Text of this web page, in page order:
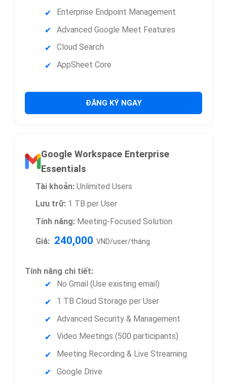
Enterprise Endpoint Management
Advanced Google Meet Features
Cloud Search
AppSheet Core
ĐĂNG KÝ NGAY
Google Workspace Enterprise
Essentials
Tài khoản:Unlimited Users
Lưu trữ:1 TB per User
Tính năng:Meeting-Focused Solution
Giá: 240,000 VND/user/tháng
Tính năng chi tiết:
No Gmail (Use existing email)
1 TB Cloud Storage per User
Advanced Security & Management
Video Meetings (500 participants)
Meeting Recording & Live Streaming
Google Drive